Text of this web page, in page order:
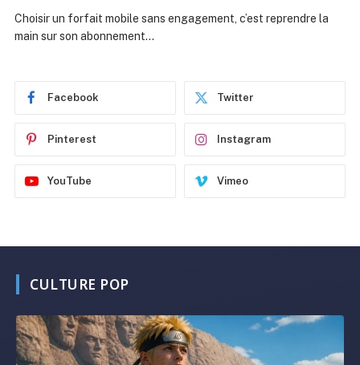
Naruto
Les meilleurs choix de film en d
5 AOÛT 2026